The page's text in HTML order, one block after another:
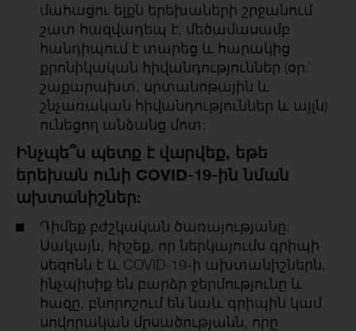
մահացու ելքն երեխաների շրջանում
շատ հազվադեպ է, մեծամասամբ
հանդիպում է տարեց և հարակից
քրոնիկական հիվանդություններ (օր.`
շաքարախտ, սրտանոթային և
շնչառական հիվանդություններ և այլն)
ունեցող անձանց մոտ:
Ինչպե՞ս պետք է վարվեք, եթե
երեխան ունի COVID-19-ին նման
ախտանիշներ:
Դիմեք բժշկական ծառայությանը:
Սակայն, հիշեք, որ ներկայումս գրիպի
սեզոնն է և COVID-19-ի ախտանիշներն,
ինչպիսիք են բարձր ջերմությունը և
հազը, բնորոշում են նաև գրիպին կամ
սովորական մրսածությանն, որը